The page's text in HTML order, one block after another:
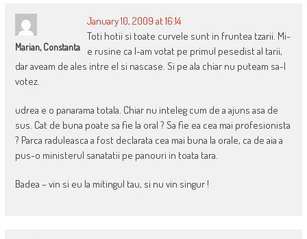
Marian, Constanta
January 10, 2009 at 16:14
Toti hotii si toate curvele sunt in fruntea tzarii. Mi-
e rusine ca l-am votat pe primul pesedist al tarii,
dar aveam de ales intre el si nascase. Si pe ala chiar nu puteam sa-l
votez.
udrea e o panarama totala. Chiar nu inteleg cum de a ajuns asa de
sus. Cat de buna poate sa fie la oral ? Sa fie ea cea mai profesionista
? Parca raduleasca a fost declarata cea mai buna la orale, ca de aia a
pus-o ministerul sanatatii pe panouri in toata tara.
Badea – vin si eu la mitingul tau, si nu vin singur !